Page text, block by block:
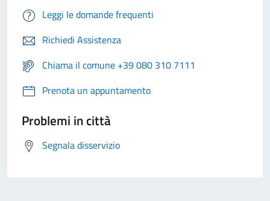
Leggi le domande frequenti
Richiedi Assistenza
Chiama il comune +39 080 310 7111
Prenota un appuntamento
Problemi in città
Segnala disservizio